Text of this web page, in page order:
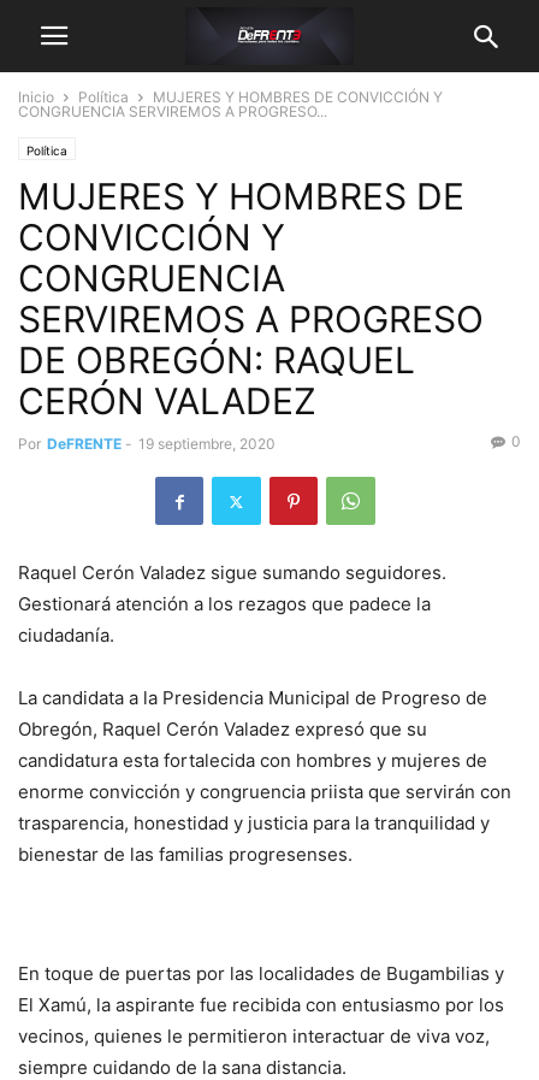
Inicio Política
MUJERES Y HOMBRES DE CONVICCIÓN Y
CONGRUENCIA SERVIREMOS A PROGRESO...
Política
MUJERES Y HOMBRES DE
CONVICCIÓN Y
CONGRUENCIA
SERVIREMOS A PROGRESO
DE OBREGÓN: RAQUEL
CERÓN VALADEZ
Por DeFRENTE - 19 septiembre, 2020 0
Raquel Cerón Valadez sigue sumando seguidores.
Gestionará atención a los rezagos que padece la
ciudadanía.
La candidata a la Presidencia Municipal de Progreso de
Obregón, Raquel Cerón Valadez expresó que su
candidatura esta fortalecida con hombres y mujeres de
enorme convicción y congruencia priista que servirán con
trasparencia, honestidad y justicia para la tranquilidad y
bienestar de las familias progresenses.
En toque de puertas por las localidades de Bugambilias y
El Xamú, la aspirante fue recibida con entusiasmo por los
vecinos, quienes le permitieron interactuar de viva voz,
siempre cuidando de la sana distancia.